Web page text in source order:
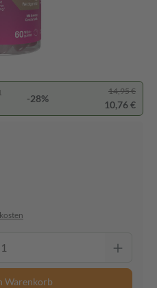
-28%
14,95 €
10,76 €
Warenkorb